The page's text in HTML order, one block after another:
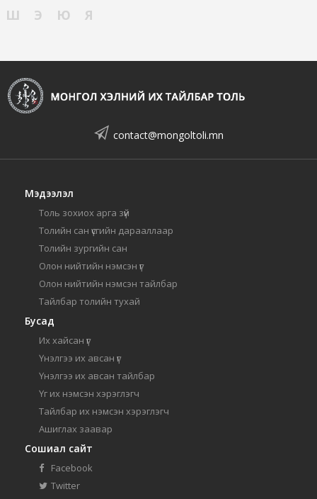
Ш
Э Ю Я
contact@mongoltoli.mn
Мэдээлэл
Толь зохиох арга зүй
Толийн сан үсгийн дарааллаар
Толийн зургийн сан
Олон нийтийн нэмсэн үг
Олон нийтийн нэмсэн тайлбар
Тайлбар толийн тухай
Бусад
Их хайсан үг
Үнэлгээ их авсан үг
Үнэлгээ их авсан тайлбар
Үг их нэмсэн хэрэглэгч
Тайлбар их нэмсэн хэрэглэгч
Ашиглах заавар
Сошиал сайт
Facebook
Twitter